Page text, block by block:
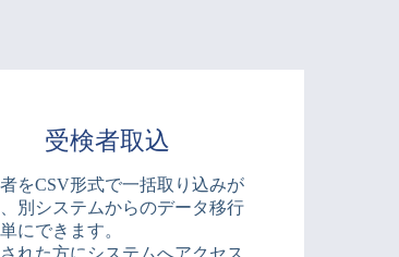
受検者取込
をCSV形式で一括取り込みが
別システムからのデータ移行
にできます。
れた方にシステムへアクセス